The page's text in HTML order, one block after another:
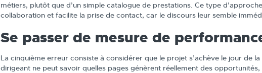
métiers, plutôt que d’un simple catalogue de prestations. Ce type
collaboration et facilite la prise de contact, car le discours leur semble
Se passer de mesure de
La cinquième erreur consiste à considérer que le projet s’achève le jour de
dirigeant ne peut savoir quelles pages génèrent réellement des